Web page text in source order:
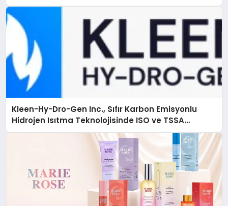
Kleen-Hy-Dro-Gen Inc., Sıfır Karbon Emisyonlu
Hidrojen Isıtma Teknolojisinde ISO ve TSSA
Düzenleyici Onaylarını Aldı